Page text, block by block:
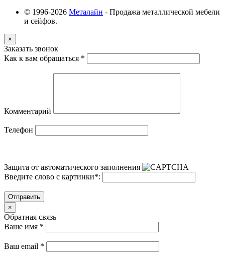
© 1996-2026 Металайн - Продажа металлической мебели
и сейфов.
×
Заказать звонок
Как к вам обращаться *
Комментарий
Телефон
Защита от автоматического заполнения
Введите слово с картинки*:
Отправить
×
Обратная связь
Ваше имя *
Ваш email *